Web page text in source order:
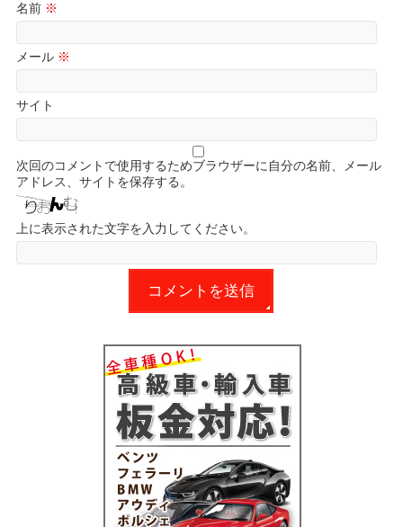
名前 ※
メール ※
サイト
次回のコメントで使用するためブラウザーに自分の名前、メール
アドレス、サイトを保存する。
上に表示された文字を入力してください。